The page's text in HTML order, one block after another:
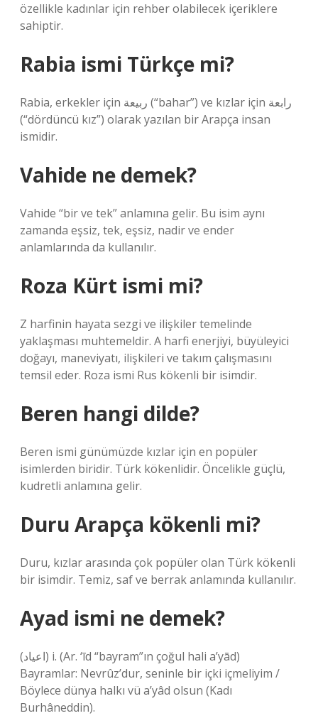
özellikle kadınlar için rehber olabilecek içeriklere
sahiptir.
Rabia ismi Türkçe mi?
Rabia, erkekler için ربيعة (“bahar”) ve kızlar için رابعة
(“dördüncü kız”) olarak yazılan bir Arapça insan
ismidir.
Vahide ne demek?
Vahide “bir ve tek” anlamına gelir. Bu isim aynı
zamanda eşsiz, tek, eşsiz, nadir ve ender
anlamlarında da kullanılır.
Roza Kürt ismi mi?
Z harfinin hayata sezgi ve ilişkiler temelinde
yaklaşması muhtemeldir. A harfi enerjiyi, büyüleyici
doğayı, maneviyatı, ilişkileri ve takım çalışmasını
temsil eder. Roza ismi Rus kökenli bir isimdir.
Beren hangi dilde?
Beren ismi günümüzde kızlar için en popüler
isimlerden biridir. Türk kökenlidir. Öncelikle güçlü,
kudretli anlamına gelir.
Duru Arapça kökenli mi?
Duru, kızlar arasında çok popüler olan Türk kökenli
bir isimdir. Temiz, saf ve berrak anlamında kullanılır.
Ayad ismi ne demek?
(ﺍﻋﻴﺎﺩ) i. (Ar. ‘īd “bayram”ın çoğul hali a’yād)
Bayramlar: Nevrûz’dur, seninle bir içki içmeliyim /
Böylece dünya halkı vü a’yâd olsun (Kadı
Burhâneddin).